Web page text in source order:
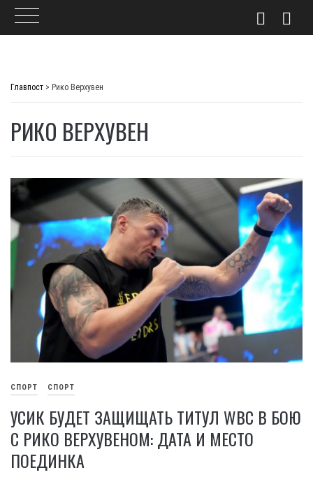
Главпост > Рико Верхувен
РИКО ВЕРХУВЕН
СПОРТ СПОРТ
УСИК БУДЕТ ЗАЩИЩАТЬ ТИТУЛ WBC В БОЮ
С РИКО ВЕРХУВЕНОМ: ДАТА И МЕСТО
ПОЕДИНКА